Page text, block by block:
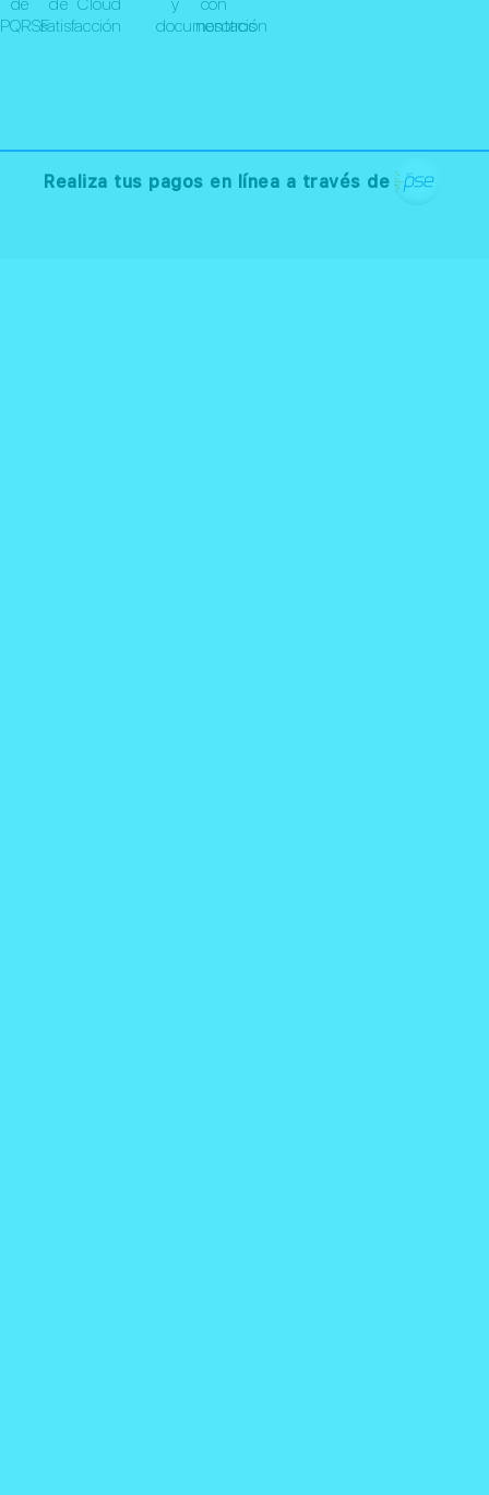
PQRSFsatisfacción
documentación
nosotros
Realiza tus pagos en línea a través de